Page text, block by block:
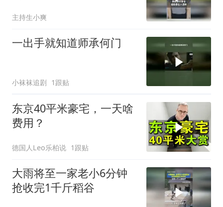
主持生小爽
一出手就知道师承何门
小袜袜追剧 1跟贴
东京40平米豪宅，一天啥
费用？
德国人Leo乐柏说 1跟贴
大雨将至一家老小6分钟
抢收完1千斤稻谷